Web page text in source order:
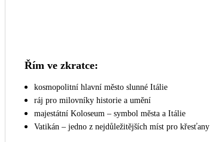
Řím ve zkratce:
kosmopolitní hlavní město slunné Itálie
ráj pro milovníky historie a umění
majestátní Koloseum – symbol města a Itálie
Vatikán – jedno z nejdůležitějších míst pro křesťany